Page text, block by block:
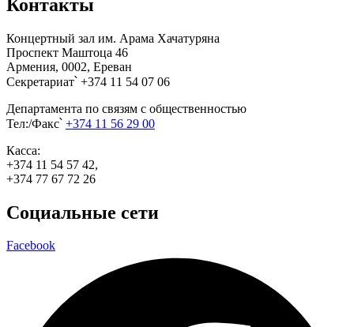
Контакты
Концертный зал им. Арама Хачатуряна
Проспект Маштоца 46
Армения, 0002, Ереван
Секретариат՝ +374 11 54 07 06
Департамента по связям с общественностью
Тел:/Факс՝ +374 11 56 29 00
Касса:
+374 11 54 57 42,
+374 77 67 72 26
Социальные сети
Facebook